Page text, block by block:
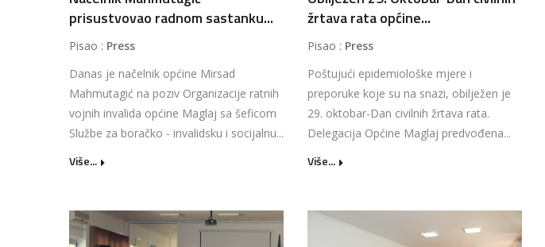
prisustvovao radnom sastanku...
Pisao : Press
Danas je načelnik općine Mirsad
Mahmutagić na poziv Organizacije ratnih
vojnih invalida općine Maglaj sa šeficom
Službe za boračko - invalidsku i socijalnu...
Više...
žrtava rata općine...
Pisao : Press
Poštujući epidemiološke mjere i
preporuke koje su na snazi, obilježen je
29. oktobar-Dan civilnih žrtava rata.
Delegacija Općine Maglaj predvođena...
Više...